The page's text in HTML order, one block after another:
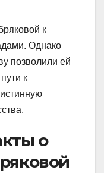
к
Однако
позволили ей
к
о